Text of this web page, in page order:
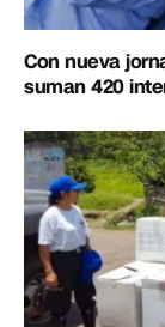
Con nueva
suman 420